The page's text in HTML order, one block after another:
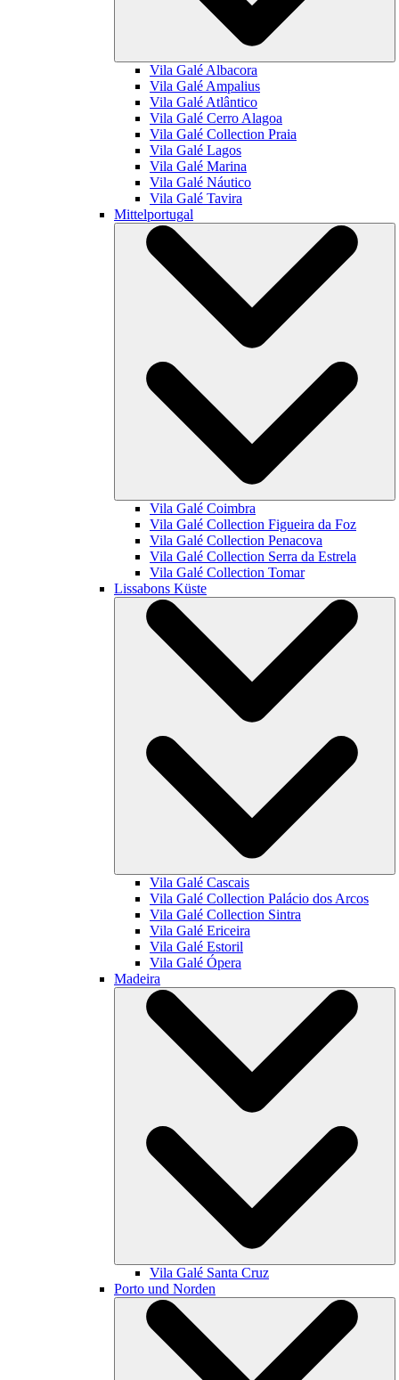
Vila Galé Albacora
Vila Galé Ampalius
Vila Galé Atlântico
Vila Galé Cerro Alagoa
Vila Galé Collection Praia
Vila Galé Lagos
Vila Galé Marina
Vila Galé Náutico
Vila Galé Tavira
Mittelportugal
Vila Galé Coimbra
Vila Galé Collection Figueira da Foz
Vila Galé Collection Penacova
Vila Galé Collection Serra da Estrela
Vila Galé Collection Tomar
Lissabons Küste
Vila Galé Cascais
Vila Galé Collection Palácio dos Arcos
Vila Galé Collection Sintra
Vila Galé Ericeira
Vila Galé Estoril
Vila Galé Ópera
Madeira
Vila Galé Santa Cruz
Porto und Norden